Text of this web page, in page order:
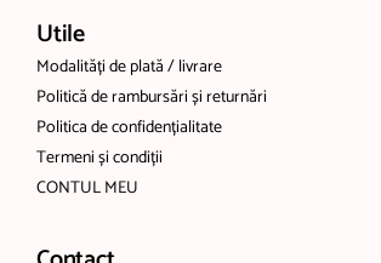
Utile
Modalități de plată / livrare
Politică de rambursări și returnări
Politica de confidențialitate
Termeni și condiții
CONTUL MEU